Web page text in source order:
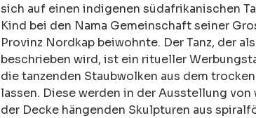
sich auf einen indigenen südafrikanischen
Kind bei den Nama Gemeinschaft seiner
Provinz Nordkap beiwohnte. Der Tanz, der
beschrieben wird, ist ein ritueller
die tanzenden Staubwolken aus dem
lassen. Diese werden in der Ausstellung
der Decke hängenden Skulpturen aus